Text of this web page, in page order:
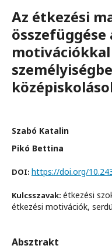
Az étkezési
motivációkkal
Szabó Katalin
Pikó Bettina
DOI: https://doi.org/
Kulcsszavak: étkezési
étkezési motivációk,
Absztrakt